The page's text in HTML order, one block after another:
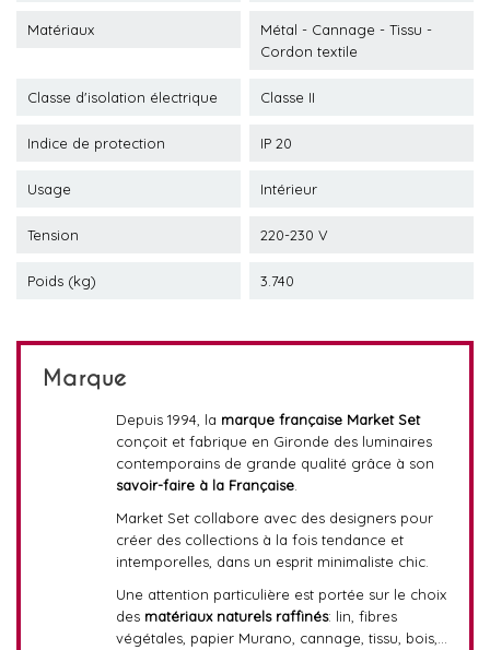
Matériaux
Métal - Cannage - Tissu -
Cordon textile
Classe d'isolation électrique Classe II
Indice de protection IP 20
Usage Intérieur
Tension 220-230 V
Poids (kg) 3.740
Marque
Depuis 1994, la marque française Market Set
conçoit et fabrique en Gironde des luminaires
contemporains de grande qualité grâce à son
savoir-faire à la Française.
Market Set collabore avec des designers pour
créer des collections à la fois tendance et
intemporelles, dans un esprit minimaliste chic.
Une attention particulière est portée sur le choix
des matériaux naturels raffinés: lin, fibres
végétales, papier Murano, cannage, tissu, bois,…